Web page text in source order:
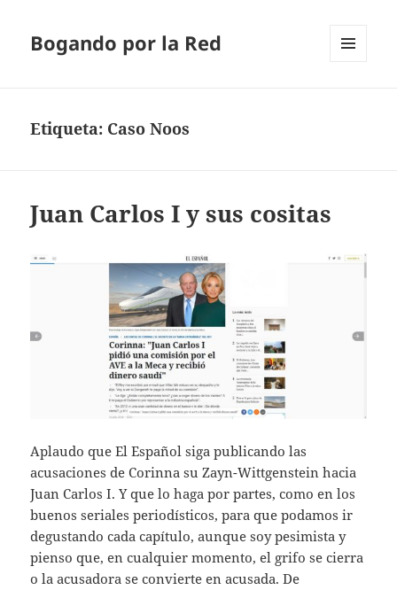
Bogando por la Red
Etiqueta: Caso Noos
Juan Carlos I y sus cositas
Aplaudo que El Español siga publicando las
acusaciones de Corinna su Zayn-Wittgenstein hacia
Juan Carlos I. Y que lo haga por partes, como en los
buenos seriales periodísticos, para que podamos ir
degustando cada capítulo, aunque soy pesimista y
pienso que, en cualquier momento, el grifo se cierra
o la acusadora se convierte en acusada. De